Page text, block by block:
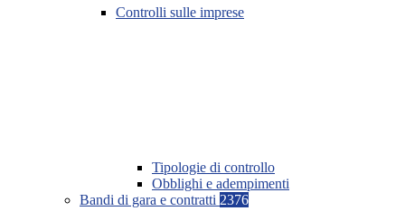
Controlli sulle imprese
Tipologie di controllo
Obblighi e adempimenti
Bandi di gara e contratti 2376